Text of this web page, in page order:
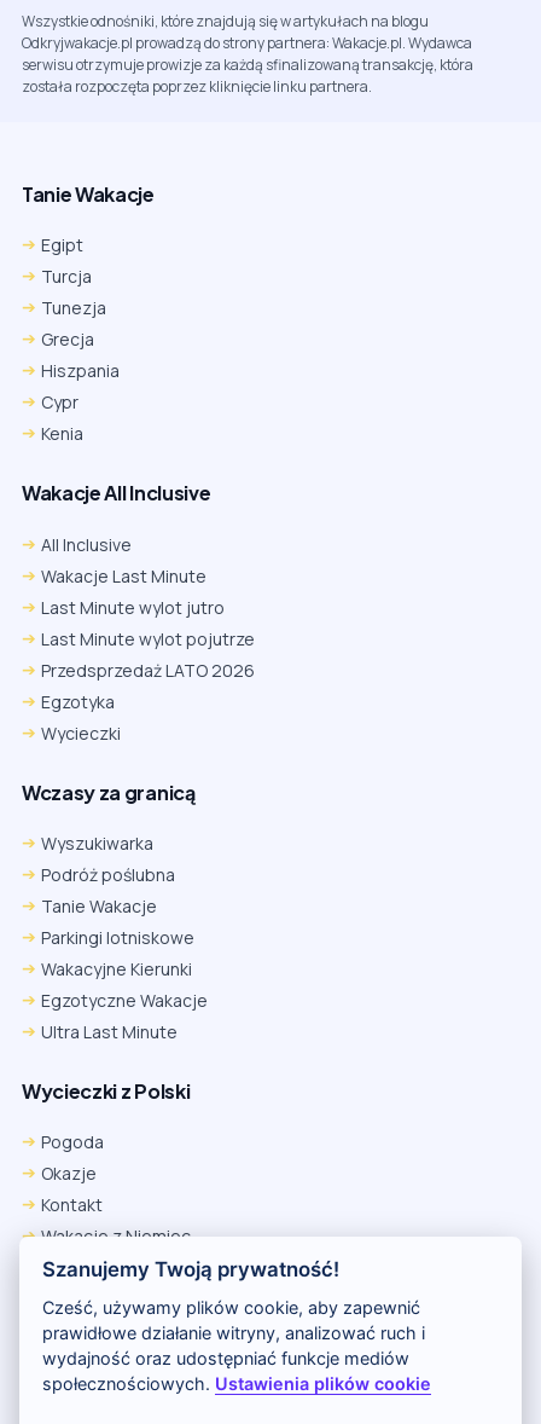
Wszystkie odnośniki, które znajdują się w artykułach na blogu
Odkryjwakacje.pl prowadzą do strony partnera: Wakacje.pl. Wydawca
serwisu otrzymuje prowizje za każdą sfinalizowaną transakcję, która
została rozpoczęta poprzez kliknięcie linku partnera.
Tanie Wakacje
Egipt
Turcja
Tunezja
Grecja
Hiszpania
Cypr
Kenia
Wakacje All Inclusive
All Inclusive
Wakacje Last Minute
Last Minute wylot jutro
Last Minute wylot pojutrze
Przedsprzedaż LATO 2026
Egzotyka
Wycieczki
Wczasy za granicą
Wyszukiwarka
Podróż poślubna
Tanie Wakacje
Parkingi lotniskowe
Wakacyjne Kierunki
Egzotyczne Wakacje
Ultra Last Minute
Wycieczki z Polski
Pogoda
Okazje
Kontakt
Wakacje z Niemiec
Polityka Prywatności
Wakacje w Egipcie
Rankingi hoteli
Szanujemy Twoją prywatność!
Cześć, używamy plików cookie, aby zapewnić
prawidłowe działanie witryny, analizować ruch i
wydajność oraz udostępniać funkcje mediów
społecznościowych. Ustawienia plików cookie